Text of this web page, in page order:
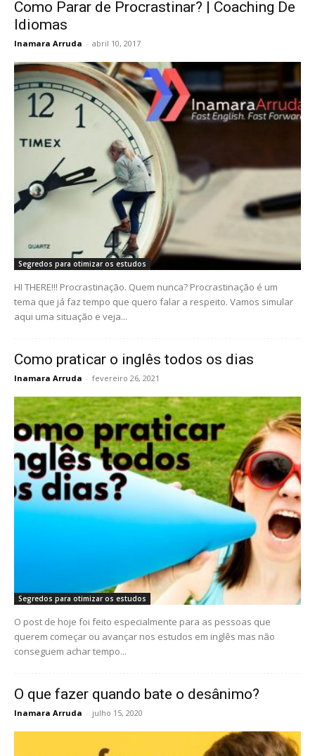
Como Parar de Procrastinar? | Coaching De
Idiomas
Inamara Arruda - abril 10, 2017
Segredos para otimizar os estudos
HI THERE!!! Procrastinação. Quem nunca? Procrastinação é um
tema que já faz tempo que quero falar a respeito. Vamos simular
aqui uma situação e veja...
Como praticar o inglês todos os dias
Inamara Arruda - fevereiro 26, 2021
Segredos para otimizar os estudos
O post de hoje foi feito especialmente para as pessoas que
querem começar ou avançar nos estudos em inglês mas não
conseguem achar tempo...
O que fazer quando bate o desânimo?
Inamara Arruda - julho 15, 2020